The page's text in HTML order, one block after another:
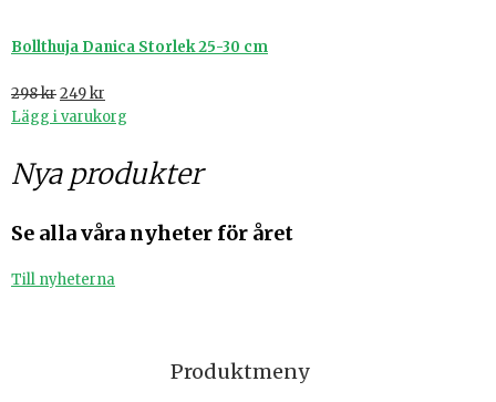
Bollthuja Danica Storlek 25-30 cm
298kr249kr
Lägg i varukorg
Nya produkter
Se alla våra nyheter för året
Till nyheterna
Produktmeny